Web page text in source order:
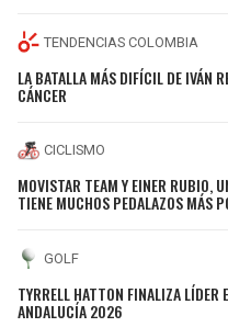
TENDENCIAS COLOMBIA
LA BATALLA MÁS DIFÍCIL DE IVÁN
CÁNCER
CICLISMO
MOVISTAR TEAM Y EINER RUBIO,
TIENE MUCHOS PEDALAZOS MÁS
GOLF
TYRRELL HATTON FINALIZA LÍDER
ANDALUCÍA 2026